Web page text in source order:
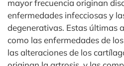
mayor frecuencia originan
enfermedades infecciosas y
degenerativas. Estas últimas
como las enfermedades de
las alteraciones de los